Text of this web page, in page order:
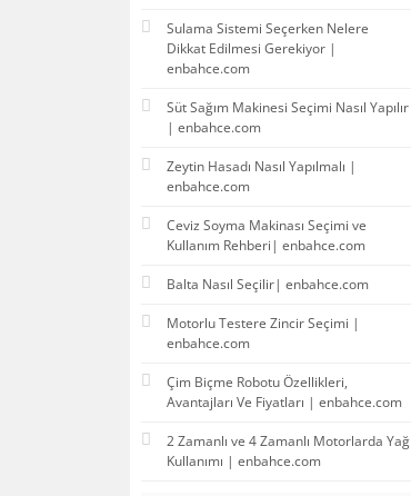
Sulama Sistemi Seçerken Nelere
Dikkat Edilmesi Gerekiyor |
enbahce.com
Süt Sağım Makinesi Seçimi Nasıl Yapılır
| enbahce.com
Zeytin Hasadı Nasıl Yapılmalı |
enbahce.com
Ceviz Soyma Makinası Seçimi ve
Kullanım Rehberi| enbahce.com
Balta Nasıl Seçilir| enbahce.com
Motorlu Testere Zincir Seçimi |
enbahce.com
Çim Biçme Robotu Özellikleri,
Avantajları Ve Fiyatları | enbahce.com
2 Zamanlı ve 4 Zamanlı Motorlarda Yağ
Kullanımı | enbahce.com